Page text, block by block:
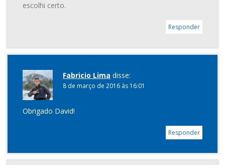
escolhi certo.
Responder
Fabricio Lima disse:
8 de março de 2016 às 16:01
Obrigado David!
Responder